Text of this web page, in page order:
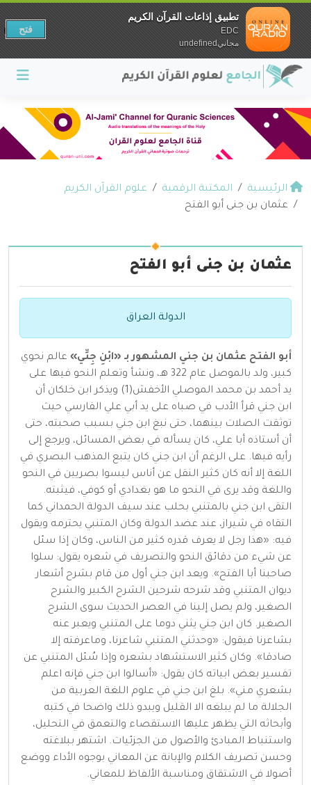
الرئيسية المكتبة الرقمية
علوم القرآن الكريم
عثمان بن جنى أبو الفتح
عثمان بن جنى أبو الفتح
الدولة العراق
أبو الفتح عثمان بن جني المشهور بـ «ابْنِ جِنِّي» عالم نحوي
كبير، ولد بالموصل عام 322 هـ، ونشأ وتعلم النحو فيها على
يد أحمد بن محمد الموصلي الأخفش(1) ويذكر ابن خلكان أن
ابن جني قرأ الأدب في صباه على يد أبي علي الفارسي حيث
توثقت الصلات بينهما، حتى نبغ ابن جني بسبب صحبته، حتى
أن أستاذه أبا علي، كان يسأله في بعض المسائل، ويرجع إلى
رأيه فيها. على الرغم أن ابن جني كان يتبع المذهب البصري في
اللغة إلا أنه كان كثير النقل عن أناس ليسوا بصريين في النحو
واللغة وقد يرى في النحو ما هو بغدادي أو كوفي، فيثبته.
التقى ابن جني بالمتنبي بحلب عند سيف الدولة الحمداني كما
التقاه في شيراز، عند عضد الدولة وكان المتنبي يحترمه ويقول
فيه: «هذا رجل لا يعرف قدره كثير من الناس، وكان إذا سئل
عن شيء من دقائق النحو والتصريف في شعره يقول: سلوا
صاحبنا أبا الفتح». ويعد ابن جني أول من قام بشرح أشعار
ديوان المتنبي وقد شرحه شرحين الشرح الكبير والشرح
الصغير، ولم يصل إلينا في العصر الحديث سوى الشرح
الصغير. كان ابن جني يثني دوما على المتنبي ويعبر عنه
بشاعرنا فيقول: «وحدثني المتنبي شاعرنا، وماعرفته إلا
صادقا». وكان كثير الاستشهاد بشعره وإذا سُئل المتنبي عن
تفسير بعض ابياته كان يقول: «أسالوا ابن جني فإنه اعلم
بشعري مني». بلغ ابن جني في علوم اللغة العربية من
الجلالة ما لم يبلغه الا القليل ويبدو ذلك واضحا في كتبه
وأبحاثه التي يظهر عليها الاستقصاء والتعمق في التحليل،
واستنباط المبادئ والأصول من الجزئيات. اشتهر ببلاغته
وحسن تصريف الكلام والإبانة عن المعاني بوجوه الأداء ووضع
أصولا في الاشتقاق ومناسبة الألفاظ للمعاني.
تطبيق إذاعات القرآن الكريم
EDC
مجانيundefined
فتح